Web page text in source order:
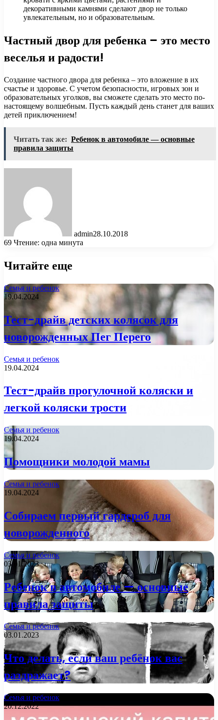
декоративными камнями сделают двор не только
увлекательным, но и образовательным.
Частный двор для ребенка – это место
веселья и радости!
Создание частного двора для ребенка – это вложение в их
счастье и здоровье. С учетом безопасности, игровых зон и
образовательных уголков, вы сможете сделать это место по-
настоящему волшебным. Пусть каждый день станет для ваших
детей приключением!
Читать так же: Ребенок в автомобиле — основные
правила защиты
admin28.10.2018
69 Чтение: одна минута
Читайте еще
Семья и ребенок
19.04.2024
Тест-драйв детских колясок для
новорожденных Пег Перего
Семья и ребенок
19.04.2024
Тест-драйв прогулочной коляски и
легкой коляски трости
Семья и ребенок
19.04.2024
Помощники молодой мамы
Семья и ребенок
19.04.2024
Собираем первый гардероб для
новорожденного
Семья и ребенок
03.01.2023
Ребенок в автомобиле — основные
правила защиты
Семья и ребенок
03.01.2023
Что делать, если ваш ребёнок вас
раздражает?
Семья и ребенок
20.12.2022